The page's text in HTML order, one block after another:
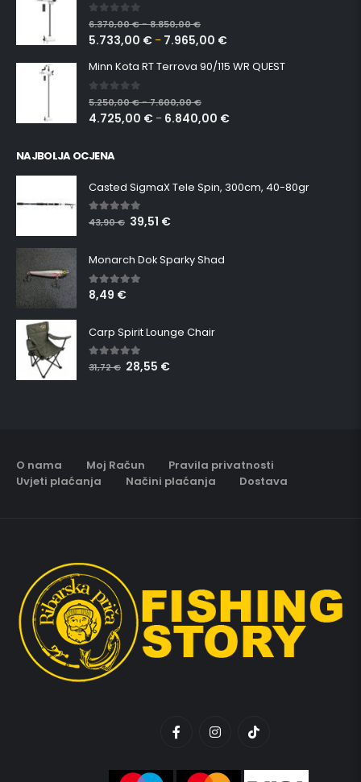
0 out of 5
6.370,00€–8.850,00€
5.733,00 € – 7.965,00 €
Minn Kota RT Terrova 90/115 WR QUEST
0 out of 5
5.250,00€–7.600,00€
4.725,00 € – 6.840,00 €
NAJBOLJA OCJENA
Casted SigmaX Tele Spin, 300cm, 40-80gr
5.00out of 5
43,90€ 39,51 €
Monarch Dok Sparky Shad
5.00 out of 5
8,49 €
Carp Spirit Lounge Chair
5.00 out of 5
31,72€ 28,55 €
O nama Moj Račun
Pravila privatnosti
Uvjeti plaćanja
Načini plaćanja Dostava